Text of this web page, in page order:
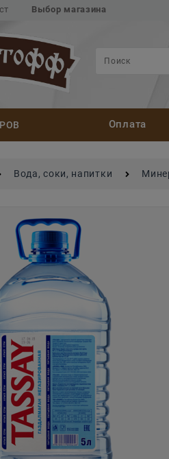
Выбор магазина
Оплата
Вода, соки, напитки